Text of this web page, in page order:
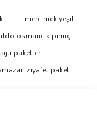
mercimek yeşil
osmancık pirinç
paketler
ziyafet paketi